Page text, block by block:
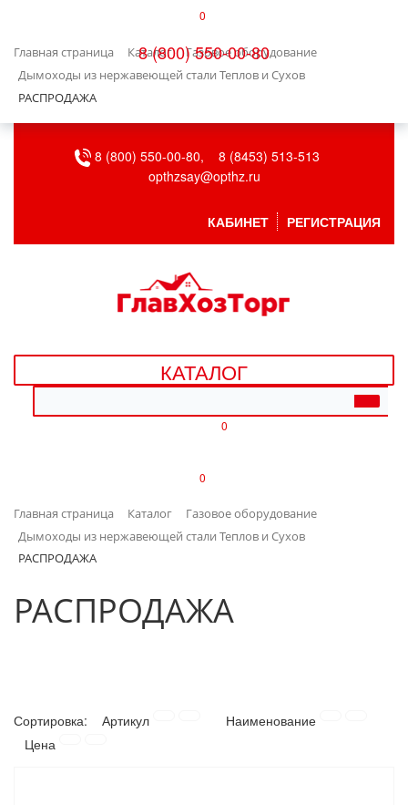
0
8 (800) 550-00-80
Главная страница Каталог
Газовое оборудование
Дымоходы из нержавеющей стали Теплов и Сухов
РАСПРОДАЖА
БЫТОВАЯ ТЕХНИКА
ВЕНТИЛЯЦИЯ
ДАЧА, САД И ОГОРОД
ДЕТСКИЕ ТОВАРЫ
ИНТЕРЬЕР
КАНЦТОВАРЫ
КЛИМАТИЧЕСКАЯ ТЕХНИКА
НАСОСНОЕ ОБОРУДОВАНИЕ
8 (800) 550-00-80,
8 (8453) 513-513
opthzsay@opthz.ru
КАБИНЕТ РЕГИСТРАЦИЯ
КАТАЛОГ
0
0
Главная страница Каталог
Газовое оборудование
Дымоходы из нержавеющей стали Теплов и Сухов
РАСПРОДАЖА
РАСПРОДАЖА
Сортировка: Артикул
Наименование
Цена